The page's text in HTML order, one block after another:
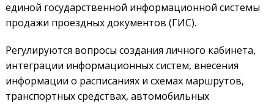
единой государственной информационной системы
продажи проездных документов (ГИС).
Регулируются вопросы создания личного кабинета,
интеграции информационных систем, внесения
информации о расписаниях и схемах маршрутов,
транспортных средствах, автомобильных